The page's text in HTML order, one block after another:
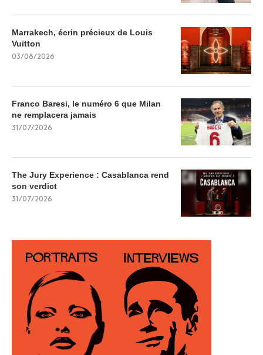
Marrakech, écrin précieux de Louis
Vuitton
03/08/2026
Franco Baresi, le numéro 6 que Milan
ne remplacera jamais
31/07/2026
The Jury Experience : Casablanca rend
son verdict
31/07/2026